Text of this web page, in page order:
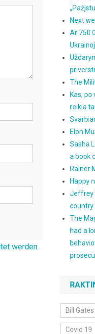
werden.
Next
Ar 750
The
Kas,
reikia
Elon
Sasha
a book
Rainer
Happy
Jeffrey
country
The
had a
Bill Gates
Covid 19